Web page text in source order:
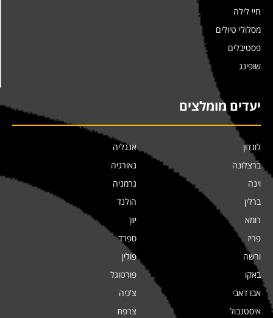
חיי לילה
מסלולי טיולים
פסטיבלים
שופינג
יעדים מומלצים
לונדון
ברצלונה
וינה
ברלין
רומא
פריז
ורשה
באקו
אבו דאבי
איסטנבול
אנגליה
גאורגיה
גרמניה
הולנד
יוון
ספרד
פולין
פורטוגל
צ'כיה
צרפת